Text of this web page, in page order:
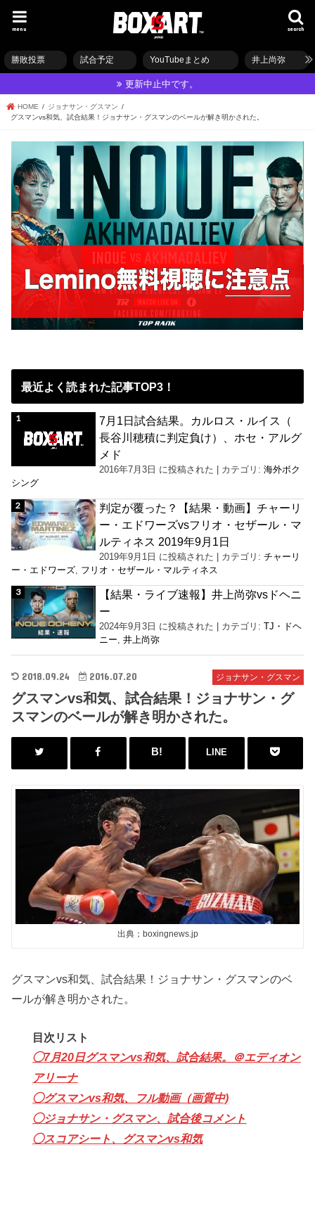
search
menu
勝敗投票 試合予定 YouTubeまとめ 井上尚弥
更新中止中です。
HOME
ジョナサン・グスマン
グスマンvs和気、試合結果！ジョナサン・グスマンのベールが解き明かされた。
最近よく読まれた記事TOP3！
7月1日試合結果。カルロス・ルイス（
長谷川穂積に判定負け）、ホセ・アルグ
メド
2016年7月3日 に投稿された カテゴリ:海外ボク
シング
判定が覆った？【結果・動画】チャーリ
ー・エドワーズvsフリオ・セザール・マ
ルティネス 2019年9月1日
2019年9月1日 に投稿された | カテゴリ:チャーリ
ー・エドワーズ フリオ・セザール・マルティネス
【結果・ライブ速報】井上尚弥vsドヘニ
ー
2024年9月3日 に投稿された カテゴリ:TJ・ドヘ
ニー ,井上尚弥
ジョナサン・グスマン
2018.09.24 2016.07.20
グスマンvs和気、試合結果！ジョナサン・グ
スマンのベールが解き明かされた。
LINE
出典；boxingnews.jp
グスマンvs和気、試合結果！ジョナサン・グスマンのベ
ールが解き明かされた。
目次リスト
◯7月20日グスマンvs和気、試合結果。＠エディオン
アリーナ
◯グスマンvs和気、フル動画（画質中)
◯ジョナサン・グスマン、試合後コメント
◯スコアシート、グスマンvs和気